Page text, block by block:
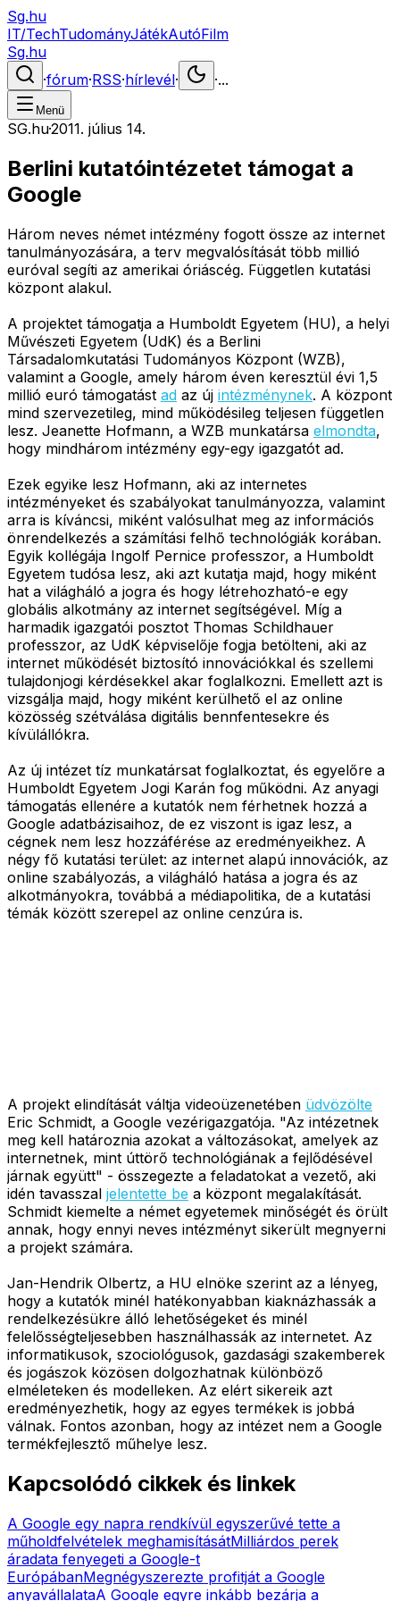
Sg.hu
IT/TechTudományJátékAutóFilm
Sg.hu
·fórum·RSS·hírlevél· ·...
Menü
SG.hu·2011. július 14.
Berlini kutatóintézetet támogat a
Google
Három neves német intézmény fogott össze az internet
tanulmányozására, a terv megvalósítását több millió
euróval segíti az amerikai óriáscég. Független kutatási
központ alakul.
A projektet támogatja a Humboldt Egyetem (HU), a helyi
Művészeti Egyetem (UdK) és a Berlini
Társadalomkutatási Tudományos Központ (WZB),
valamint a Google, amely három éven keresztül évi 1,5
millió euró támogatást ad az új intézménynek. A központ
mind szervezetileg, mind működésileg teljesen független
lesz. Jeanette Hofmann, a WZB munkatársa elmondta,
hogy mindhárom intézmény egy-egy igazgatót ad.
Ezek egyike lesz Hofmann, aki az internetes
intézményeket és szabályokat tanulmányozza, valamint
arra is kíváncsi, miként valósulhat meg az információs
önrendelkezés a számítási felhő technológiák korában.
Egyik kollégája Ingolf Pernice professzor, a Humboldt
Egyetem tudósa lesz, aki azt kutatja majd, hogy miként
hat a világháló a jogra és hogy létrehozható-e egy
globális alkotmány az internet segítségével. Míg a
harmadik igazgatói posztot Thomas Schildhauer
professzor, az UdK képviselője fogja betölteni, aki az
internet működését biztosító innovációkkal és szellemi
tulajdonjogi kérdésekkel akar foglalkozni. Emellett azt is
vizsgálja majd, hogy miként kerülhető el az online
közösség szétválása digitális bennfentesekre és
kívülállókra.
Az új intézet tíz munkatársat foglalkoztat, és egyelőre a
Humboldt Egyetem Jogi Karán fog működni. Az anyagi
támogatás ellenére a kutatók nem férhetnek hozzá a
Google adatbázisaihoz, de ez viszont is igaz lesz, a
cégnek nem lesz hozzáférése az eredményeikhez. A
négy fő kutatási terület: az internet alapú innovációk, az
online szabályozás, a világháló hatása a jogra és az
alkotmányokra, továbbá a médiapolitika, de a kutatási
témák között szerepel az online cenzúra is.
A projekt elindítását váltja videoüzenetében üdvözölte
Eric Schmidt, a Google vezérigazgatója. "Az intézetnek
meg kell határoznia azokat a változásokat, amelyek az
internetnek, mint úttörő technológiának a fejlődésével
járnak együtt" - összegezte a feladatokat a vezető, aki
idén tavasszal jelentette be a központ megalakítását.
Schmidt kiemelte a német egyetemek minőségét és örült
annak, hogy ennyi neves intézményt sikerült megnyerni
a projekt számára.
Jan-Hendrik Olbertz, a HU elnöke szerint az a lényeg,
hogy a kutatók minél hatékonyabban kiaknázhassák a
rendelkezésükre álló lehetőségeket és minél
felelősségteljesebben használhassák az internetet. Az
informatikusok, szociológusok, gazdasági szakemberek
és jogászok közösen dolgozhatnak különböző
elméleteken és modelleken. Az elért sikereik azt
eredményezhetik, hogy az egyes termékek is jobbá
válnak. Fontos azonban, hogy az intézet nem a Google
termékfejlesztő műhelye lesz.
Kapcsolódó cikkek és linkek
A Google egy napra rendkívül egyszerűvé tette a
műholdfelvételek meghamisításátMilliárdos perek
áradata fenyegeti a Google-t
EurópábanMegnégyszerezte profitját a Google
anyavállalataA Google egyre inkább bezárja a